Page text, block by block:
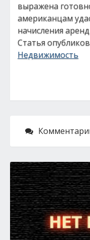
выражена
американцам
начисления
Статья
Недвижимость